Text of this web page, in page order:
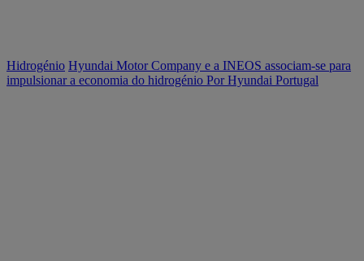
Hidrogénio Hyundai Motor Company e a INEOS associam-se para
impulsionar a economia do hidrogénio Por Hyundai Portugal